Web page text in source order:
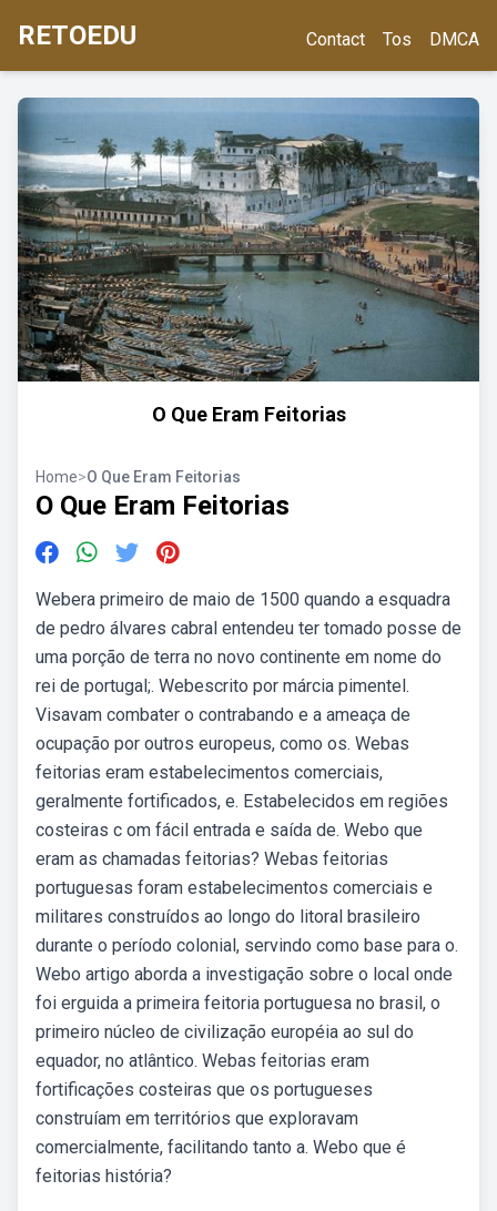
RETOEDU Contact Tos DMCA
O Que Eram Feitorias
Home>O Que Eram Feitorias
O Que Eram Feitorias
Webera primeiro de maio de 1500 quando a esquadra
de pedro álvares cabral entendeu ter tomado posse de
uma porção de terra no novo continente em nome do
rei de portugal;. Webescrito por márcia pimentel.
Visavam combater o contrabando e a ameaça de
ocupação por outros europeus, como os. Webas
feitorias eram estabelecimentos comerciais,
geralmente fortificados, e. Estabelecidos em regiões
costeiras c om fácil entrada e saída de. Webo que
eram as chamadas feitorias? Webas feitorias
portuguesas foram estabelecimentos comerciais e
militares construídos ao longo do litoral brasileiro
durante o período colonial, servindo como base para o.
Webo artigo aborda a investigação sobre o local onde
foi erguida a primeira feitoria portuguesa no brasil, o
primeiro núcleo de civilização européia ao sul do
equador, no atlântico. Webas feitorias eram
fortificações costeiras que os portugueses
construíam em territórios que exploravam
comercialmente, facilitando tanto a. Webo que é
feitorias história?